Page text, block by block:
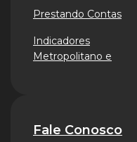
Prestando Contas
Indicadores
Metropolitano e
Fale Conosco